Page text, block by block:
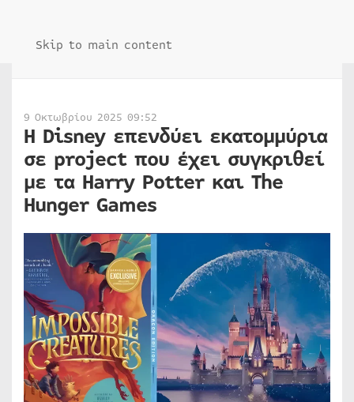
Skip to main content
9 Οκτωβρίου 2025 09:52
Η Disney επενδύει εκατομμύρια
σε project που έχει συγκριθεί
με τα Harry Potter και The
Hunger Games